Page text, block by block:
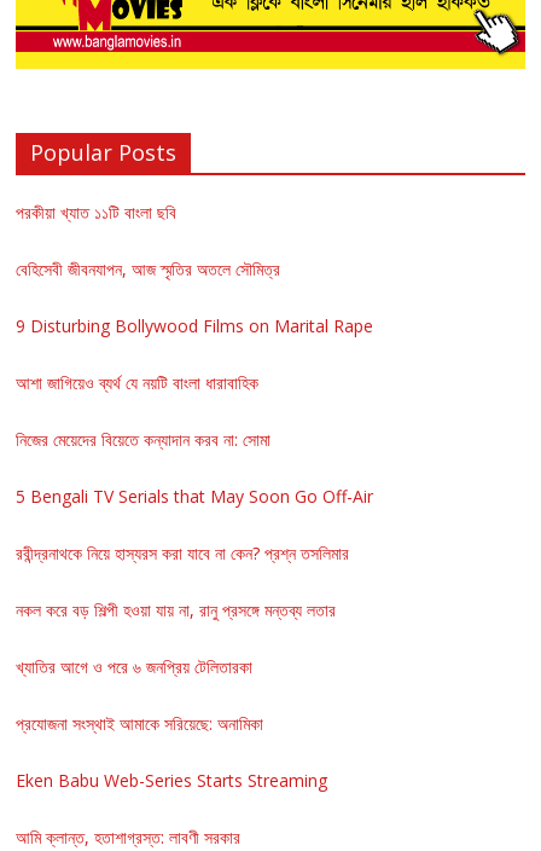
Popular Posts
পরকীয়া খ্যাত ১১টি বাংলা ছবি
বেহিসেবী জীবনযাপন, আজ স্মৃতির অতলে সৌমিত্র
9 Disturbing Bollywood Films on Marital Rape
আশা জাগিয়েও ব্যর্থ যে নয়টি বাংলা ধারাবাহিক
নিজের মেয়েদের বিয়েতে কন্যাদান করব না: সোমা
5 Bengali TV Serials that May Soon Go Off-Air
রবীন্দ্রনাথকে নিয়ে হাস্যরস করা যাবে না কেন? প্রশ্ন তসলিমার
নকল করে বড় শিল্পী হওয়া যায় না, রানু প্রসঙ্গে মন্তব্য লতার
খ্যাতির আগে ও পরে ৬ জনপ্রিয় টেলিতারকা
প্রযোজনা সংস্থাই আমাকে সরিয়েছে: অনামিকা
Eken Babu Web-Series Starts Streaming
আমি ক্লান্ত, হতাশাগ্রস্ত: লাবণী সরকার